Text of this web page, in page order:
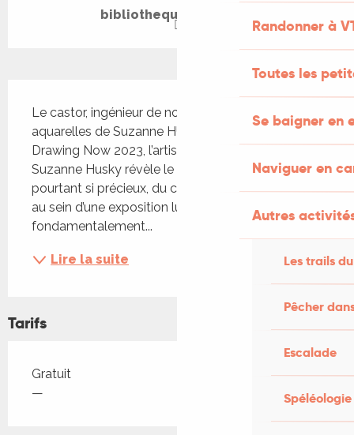
Randonner à
Toutes les
Se baigner en
Naviguer en
Autres
Les trails
Pêcher
Escalade
Spéléologie
bibliotheque.gramat.fr
Le castor, ingénieur de nos rivières : exposition des
aquarelles de Suzanne HUSKY Lauréate du prix
Drawing Now 2023, l’artiste franco-américaine
Suzanne Husky révèle le rôle méconnu, et
pourtant si précieux, du castor sur les cours d’eau
au sein d’une exposition lumineuse et
fondamentalement...
Lire la suite
Tarifs
Tarifs 2026
Gratuit
—